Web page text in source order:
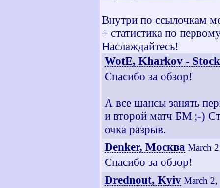
Внутри по ссылочкам
+ статистика по
Наслаждайтесь!
WotE, Kharkov -
Спасибо за обзор!
А все шансы занять
и второй матч БМ ;-)
очка разрыв.
Denker, Москва March
Спасибо за обзор!
Drednout, Kyiv March